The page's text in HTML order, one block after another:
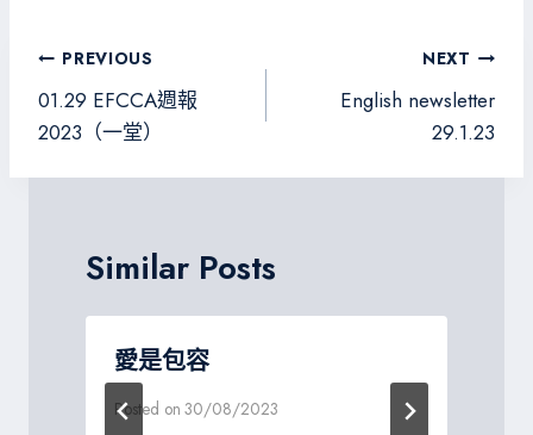
o
ok
er
文
章
導
覽
PREVIOUS
01.29 EFCCA週報
2023（一堂）
NEXT
English newsletter
29.1.23
Similar Posts
愛是包容
Posted on 30/08/2023